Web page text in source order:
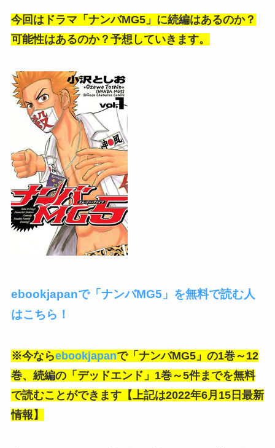
今回はドラマ「ナンバMG5」に続編はあるのか？
可能性はあるのか？予想していきます。
ebookjapanで「ナンバMG5」を無料で読む人
はこちら！
※今ならebookjapanで「ナンバMG5」の1巻～12
巻、続編の「デッドエンド」1巻～5件までを無料
で読むことができます【上記は2022年6月15日最新
情報】